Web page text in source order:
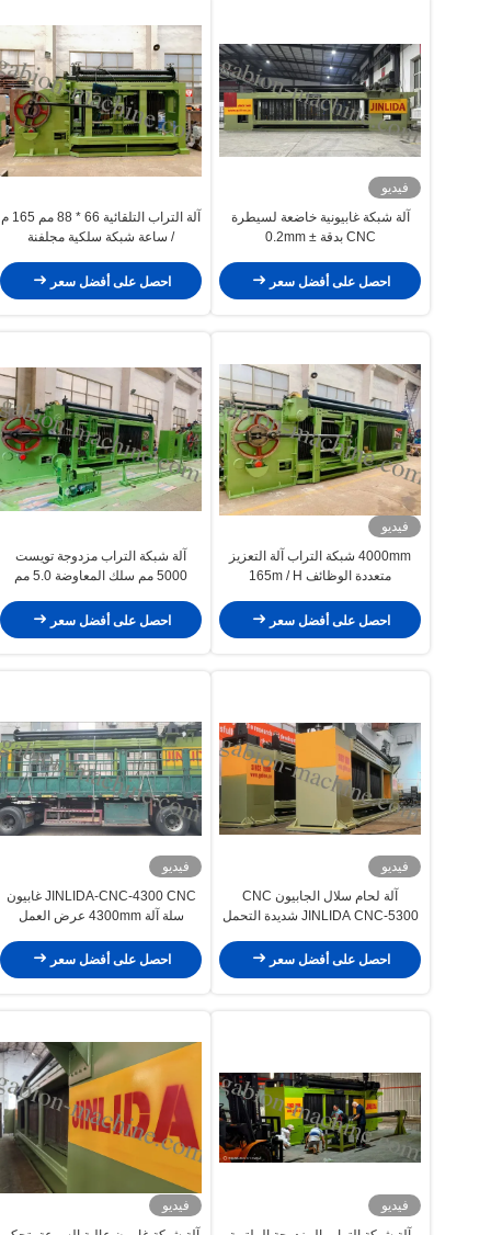
فيديو
آلة شبكة غابيونية خاضعة لسيطرة
CNC بدقة ± 0.2mm
احصل على أفضل سعر
آلة التراب التلقائية 66 * 88 مم 165 م
/ ساعة شبكة سلكية مجلفنة
احصل على أفضل سعر
فيديو
4000mm شبكة التراب آلة التعزيز
متعددة الوظائف 165m / H
احصل على أفضل سعر
آلة شبكة التراب مزدوجة تويست
5000 مم سلك المعاوضة 5.0 مم
احصل على أفضل سعر
فيديو
آلة لحام سلال الجابيون CNC
JINLIDA CNC-5300 شديدة التحمل
الالتواء المزدوج
احصل على أفضل سعر
فيديو
JINLIDA-CNC-4300 CNC غابيون
سلة آلة 4300mm عرض العمل
احصل على أفضل سعر
فيديو
فيديو